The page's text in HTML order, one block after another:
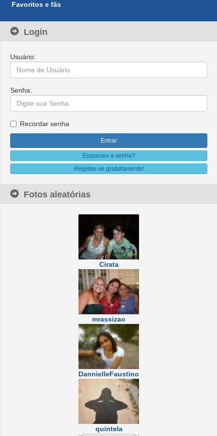
Favoritos e fãs
Login
Usuário:
Senha:
Recordar senha
Esqueceu a senha?
Registre-se gratuitamente!
Fotos aleatórias
Cirata
mrassizao
DannielleFaustino
quintela